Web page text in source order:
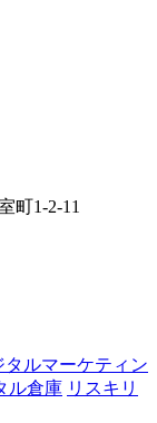
町1-2-11
タルマーケティン
ル倉庫 リスキリ